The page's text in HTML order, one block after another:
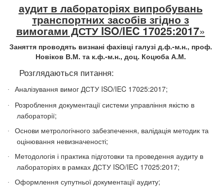
аудит в лабораторіях випробувань
транспортних засобів згідно з
вимогами ДСТУ ISO/IEC 17025:2017»
Заняття проводять визнані фахівці галузі д.ф.-м.н., проф.
Новіков В.М. та к.ф.-м.н., доц. Коцюба А.М.
Розглядаються питання:
· Аналізування вимог ДСТУ ISO/IEC 17025:2017;
·
Розроблення документації системи управління якістю в
лабораторії;
·
Основи метрологічного забезпечення, валідація методик та
оцінювання невизначеності;
·
Методологія і практика підготовки та проведення аудиту в
лабораторіях в рамках ДСТУ ISO/IEC 17025:2017;
· Оформлення супутньої документації аудиту;